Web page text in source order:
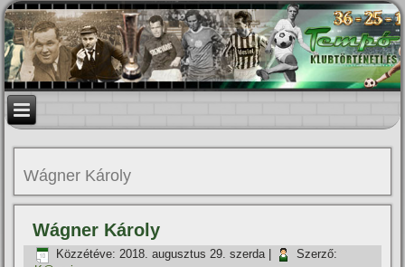
Wágner Károly
Wágner Károly
Közzétéve: 2018. augusztus 29. szerda|
Szerző: